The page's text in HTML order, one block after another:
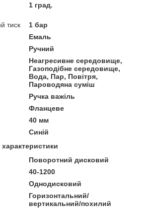
1 град.
тиск
1 бар
Емаль
Ручний
Неагресивне середовище,
Газоподібне середовище,
Вода, Пар, Повітря,
Пароводяна суміш
Ручка важіль
Фланцеве
40 мм
Синій
Поворотний дисковий
40-1200
Однодисковий
Горизонтальний/
вертикальний/похилий